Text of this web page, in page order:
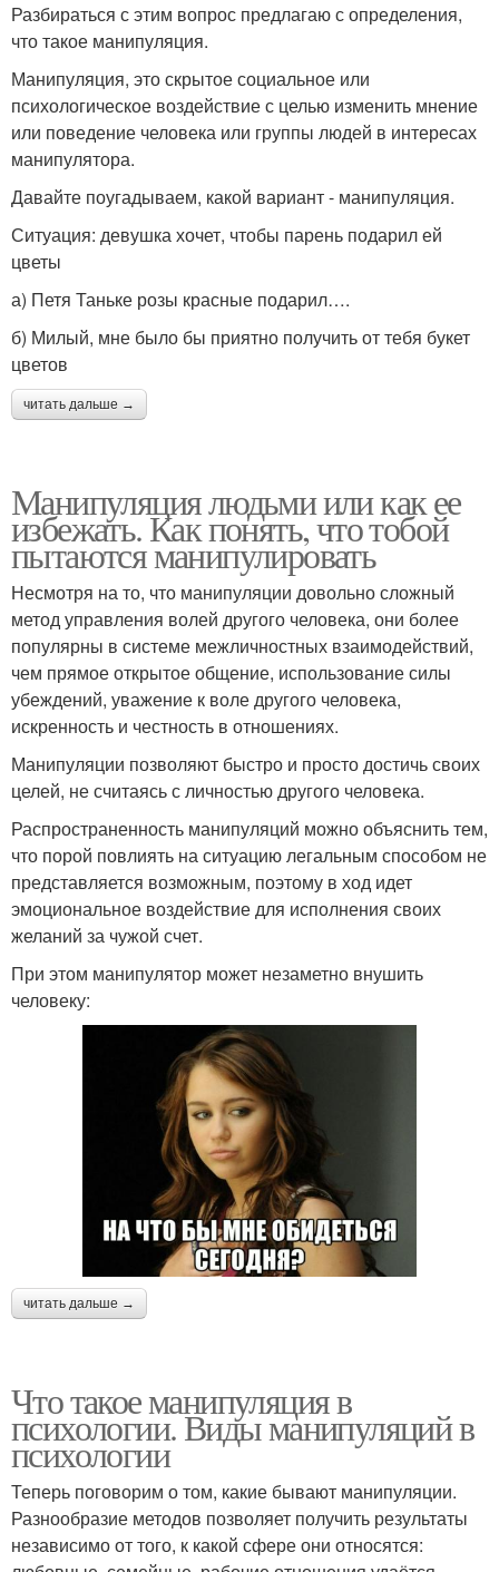
Разбираться с этим вопрос предлагаю с определения,
что такое манипуляция.
Манипуляция, это скрытое социальное или
психологическое воздействие с целью изменить мнение
или поведение человека или группы людей в интересах
манипулятора.
Давайте поугадываем, какой вариант - манипуляция.
Ситуация: девушка хочет, чтобы парень подарил ей
цветы
а) Петя Таньке розы красные подарил….
б) Милый, мне было бы приятно получить от тебя букет
цветов
читать дальше →
Манипуляция людьми или как ее
избежать. Как понять, что тобой
пытаются манипулировать
Несмотря на то, что манипуляции довольно сложный
метод управления волей другого человека, они более
популярны в системе межличностных взаимодействий,
чем прямое открытое общение, использование силы
убеждений, уважение к воле другого человека,
искренность и честность в отношениях.
Манипуляции позволяют быстро и просто достичь своих
целей, не считаясь с личностью другого человека.
Распространенность манипуляций можно объяснить тем,
что порой повлиять на ситуацию легальным способом не
представляется возможным, поэтому в ход идет
эмоциональное воздействие для исполнения своих
желаний за чужой счет.
При этом манипулятор может незаметно внушить
человеку:
читать дальше →
Что такое манипуляция в
психологии. Виды манипуляций в
психологии
Теперь поговорим о том, какие бывают манипуляции.
Разнообразие методов позволяет получить результаты
независимо от того, к какой сфере они относятся: